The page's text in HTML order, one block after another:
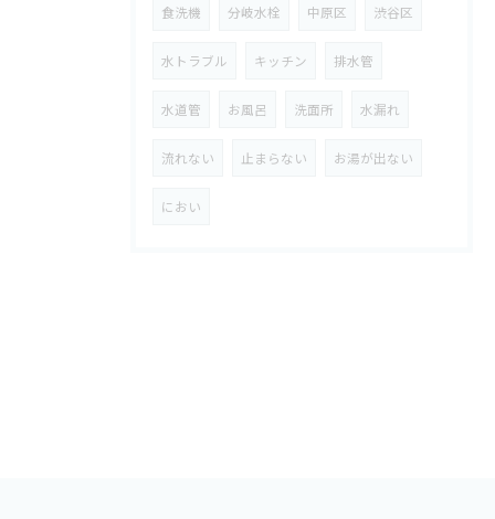
食洗機 分岐水栓 中原区 渋谷区
水トラブル キッチン 排水管
水道管 お風呂 洗面所 水漏れ
流れない 止まらない お湯が出ない
におい